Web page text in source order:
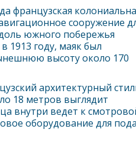
французская
сооружение
южного побережья
1913 году, маяк был
высоту около 170
архитектурный
18 метров выглядит
внутри ведет к
оборудование для